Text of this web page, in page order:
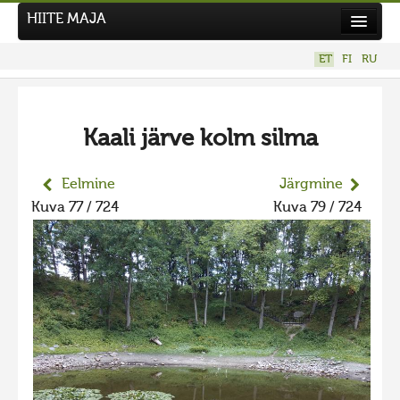
Uudised
Tegutse
Kuvavõistlused
UUS KUVAVÕISTLUS
Hiite kuvavõistlus 2026
VANEMAD KUVAVÕISTLUSED
Hiite kuvavõistlus 2025
Hiite kuvavõistlus 2025 lisa
HIITE MAJA
ET FI RU
Kaali järve kolm silma
Eelmine
Kuva 77 / 724
Järgmine
Kuva 79 / 724